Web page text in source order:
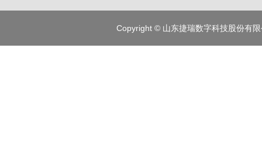
Copyright © 山东捷瑞数字科技股份